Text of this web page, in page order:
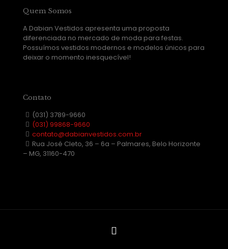
Quem Somos
A Dabian Vestidos apresenta uma proposta
diferenciada no mercado de moda para festas.
Possuímos vestidos modernos e modelos únicos para
deixar o momento inesquecível!
Contato
(031) 3789-9660
(031) 99868-9660
contato@dabianvestidos.com.br
Rua José Cleto, 36 – 6a – Palmares, Belo Horizonte
– MG, 31160-470